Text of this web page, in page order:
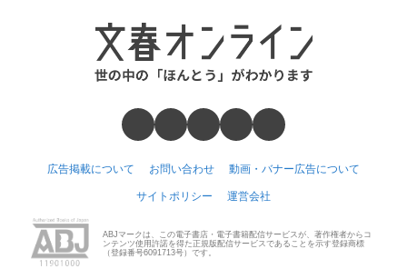
広告掲載について お問い合わせ 動画・バナー広告について
サイトポリシー 運営会社
ABJマークは、この電子書店・電子書籍配信サービスが、著作権者からコ
ンテンツ使用許諾を得た正規版配信サービスであることを示す登録商標
（登録番号6091713号）です。